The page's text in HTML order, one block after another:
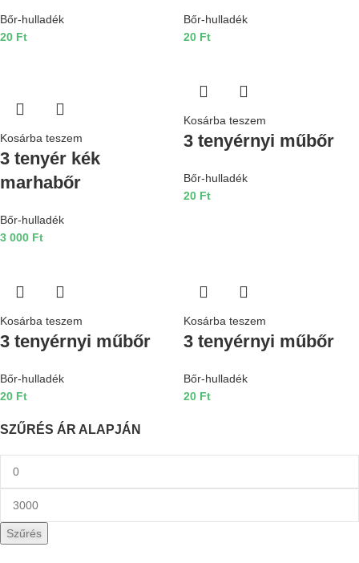
SZŰRÉS ÁR ALAPJÁN
Szűrés
Bőr-hulladék
20 Ft
Bőr-hulladék
20 Ft
Kosárba teszem
3 tenyér kék
marhabőr
Bőr-hulladék
3 000 Ft
Kosárba teszem
3 tenyérnyi műbőr
Bőr-hulladék
20 Ft
Kosárba teszem
3 tenyérnyi műbőr
Bőr-hulladék
20 Ft
Kosárba teszem
3 tenyérnyi műbőr
Bőr-hulladék
20 Ft